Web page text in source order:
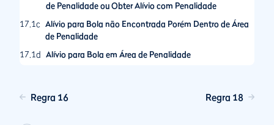
de Penalidade ou Obter Alívio com Penalidade
17.1c Alívio para Bola não Encontrada Porém Dentro de Área
de Penalidade
17.1d Alívio para Bola em Área de Penalidade
Opções após Jogar Bola da Área de Penalidade
17.2a
Regra 16 Regra 18